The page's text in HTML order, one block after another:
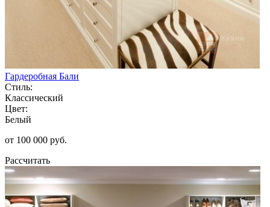
Гардеробная Бали
Стиль:
Классический
Цвет:
Белый
от 100 000 руб.
Рассчитать